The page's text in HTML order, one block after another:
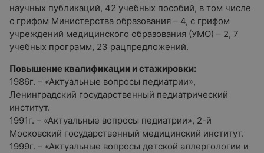
научных публикаций, 42 учебных пособий, в том числе
с грифом Министерства образования – 4, с грифом
учреждений медицинского образования (УМО) – 2, 7
учебных программ, 23 рацпредложений.
Повышение квалификации и стажировки:
1986г. – «Актуальные вопросы педиатрии»,
Ленинградский государственный педиатрический
институт.
1991г. – «Актуальные вопросы педиатрии», 2-й
Московский государственный медицинский институт.
1999г. – «Актуальные вопросы детской аллергологии и